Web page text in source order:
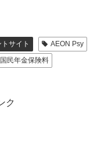
サイト
AEON Psy
国民年金保険料
ク